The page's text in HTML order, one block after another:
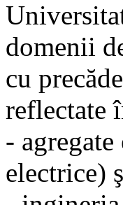
domenii
cu
reflectate
-
electrice)